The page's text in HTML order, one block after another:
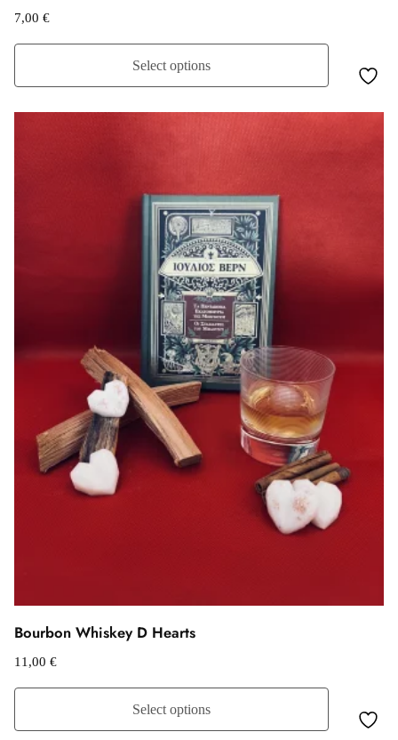
7,00 €
Select options
Bourbon Whiskey D Hearts
11,00 €
Select options